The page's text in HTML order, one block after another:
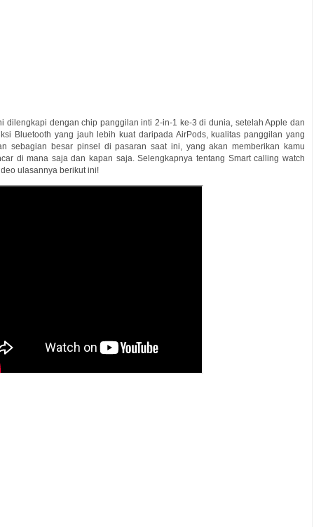
dilengkapi dengan chip panggilan inti 2-in-1 ke-3 di dunia, setelah Apple dan
Bluetooth yang jauh lebih kuat daripada AirPods, kualitas panggilan yang
sebagian besar pinsel di pasaran saat ini, yang akan memberikan kamu
di mana saja dan kapan saja. Selengkapnya tentang Smart calling watch
ulasannya berikut ini!